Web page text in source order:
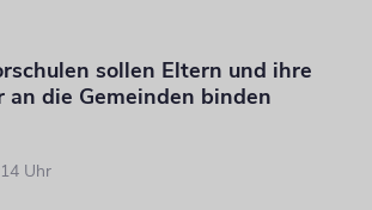
sollen Eltern und ihre
an die Gemeinden binden
Uhr